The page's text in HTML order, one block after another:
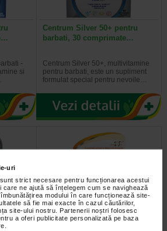
uri
strict necesare pentru funcționarea acestui
ne ajută să înțelegem cum se navighează
modului în care funcționează site-
să fie mai exacte în cazul căutărilor,
site-ului nostru. Partenerii noștri folosesc
a oferi publicitate personalizată pe baza
-
si
Centrum Silver 50+ pentru
barbati, 30 comprimate…
Centrum Silver 50+, multivitamine
pentru barbati, este un supliment
formulat special pentru nevoile…
Centrum Energy, 30